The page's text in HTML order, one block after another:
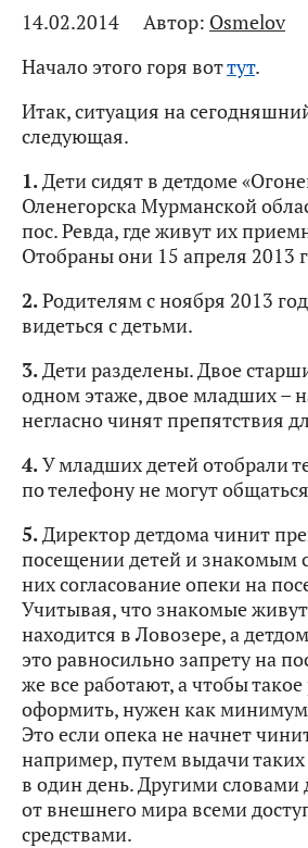
14.02.2014 Автор: Osmelov
Начало этого горя воттут.
Итак, ситуация на
следующая.
1.Дети сидят в детдоме
Оленегорска Мурманской
пос. Ревда, где живут их
Отобраны они 15 апреля 2013
2.Родителям с ноября 2013
видеться с детьми.
3.Дети разделены. Двое
одном этаже, двое младших –
негласно чинят препятствия
4.У младших детей отобрали
по телефону не могут
5.Директор детдома чинит
посещении детей и знакомым
них согласование опеки на
Учитывая, что знакомые
находится в Ловозере, а
это равносильно запрету на
же все работают, а чтобы
оформить, нужен как
Это если опека не начнет
например, путем выдачи таких
в один день. Другими словами
от внешнего мира всеми
средствами.